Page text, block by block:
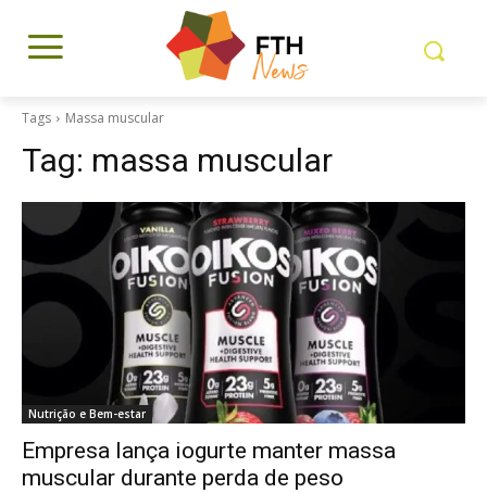
Tags Massa muscular
Tag: massa muscular
Nutrição e Bem-estar
Empresa lança iogurte manter massa
muscular durante perda de peso